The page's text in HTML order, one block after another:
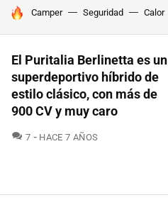
HOY SE HABLA DE
Camper Seguridad Calor
El Puritalia Berlinetta es un
superdeportivo híbrido de
estilo clásico, con más de
900 CV y muy caro
7 COMENTARIOS
HACE 7 AÑOS